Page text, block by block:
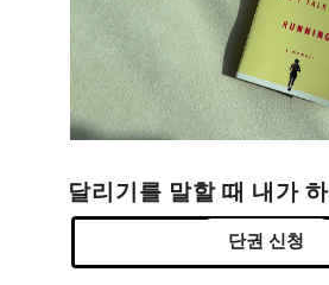
달리기를 말할 때 내가
단권 신청